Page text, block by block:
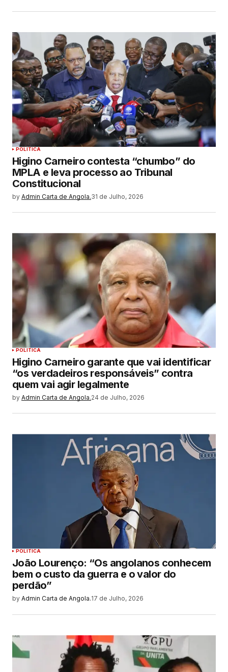
POLITICA
Higino Carneiro contesta “chumbo” do
MPLA e leva processo ao Tribunal
Constitucional
by Admin Carta de Angola.31 de Julho, 2026
POLITICA
Higino Carneiro garante que vai identificar
“os verdadeiros responsáveis” contra
quem vai agir legalmente
by Admin Carta de Angola.24 de Julho, 2026
POLITICA
João Lourenço: “Os angolanos conhecem
bem o custo da guerra e o valor do
perdão”
by Admin Carta de Angola.17 de Julho, 2026